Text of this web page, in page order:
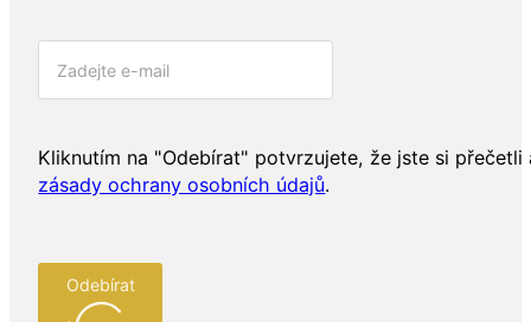
Kliknutím na "Odebírat" potvrzujete, že jste si přečetli
zásady ochrany osobních údajů.
Odebírat